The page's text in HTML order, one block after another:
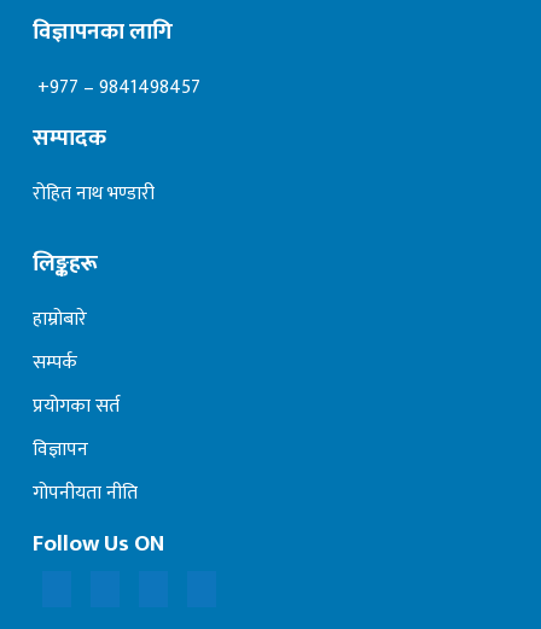
विज्ञापनका लागि
+977 – 9841498457
सम्पादक
रोहित नाथ भण्डारी
लिङ्कहरू
हाम्रोबारे
सम्पर्क
प्रयोगका सर्त
विज्ञापन
गोपनीयता नीति
Follow Us ON